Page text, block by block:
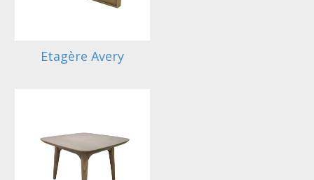
Etagère Avery